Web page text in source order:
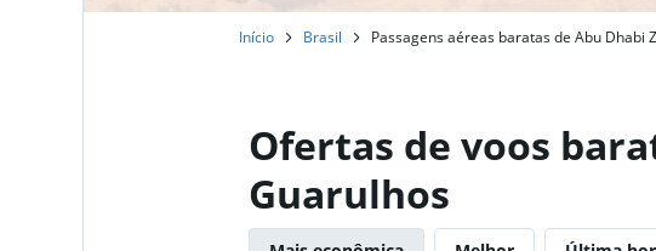
Início Brasil Passagens aéreas baratas de Abu Dhabi
Ofertas de voos
Guarulhos